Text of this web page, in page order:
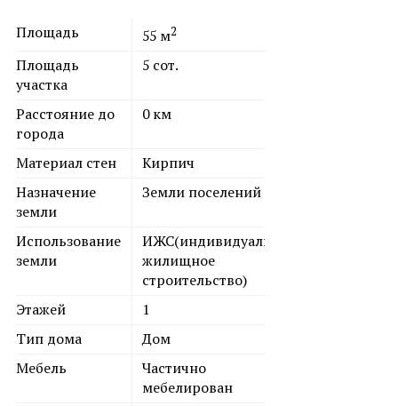
Площадь 55 м2
Площадь
участка
5 сот.
Расстояние до
города
0км
Материал стен
Кирпич
Назначение
земли
Земли поселений
Использование
земли
ИЖС(индивидуальное
жилищное
строительство)
Этажей
1
Тип дома
Дом
Мебель
Частично
мебелирован